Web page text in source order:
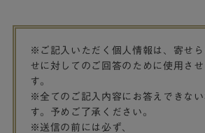
※ご記入いただく個人情報は、寄せ
せに対してのご回答のために使用さ
す。
※全てのご記入内容にお答えできない
す。予めご了承ください。
※送信の前には必ず、